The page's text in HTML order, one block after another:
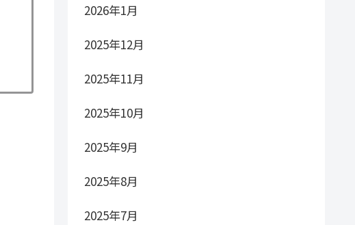
2026年1月
2025年12月
2025年11月
2025年10月
2025年9月
2025年8月
2025年7月